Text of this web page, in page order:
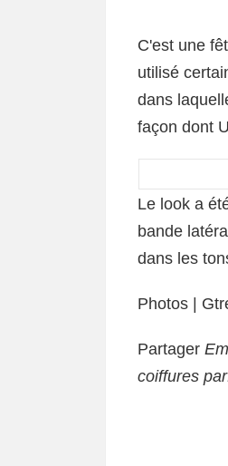
C'est une
utilisé
dans
façon dont
Le look a
bande
dans les
Photos |
Partager
coiffures